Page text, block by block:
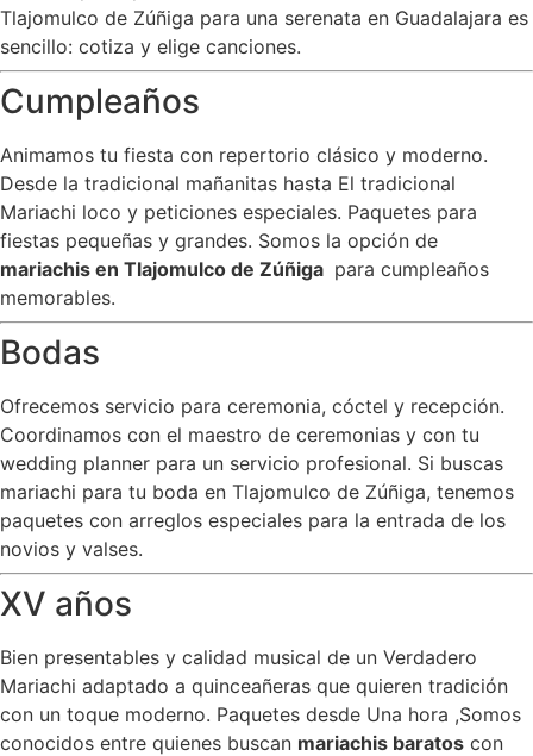
Tlajomulco de Zúñiga para una serenata en Guadalajara es
sencillo: cotiza y elige canciones.
Cumpleaños
Animamos tu fiesta con repertorio clásico y moderno.
Desde la tradicional mañanitas hasta El tradicional
Mariachi loco y peticiones especiales. Paquetes para
fiestas pequeñas y grandes. Somos la opción de
mariachis en Tlajomulco de Zúñiga para cumpleaños
memorables.
Bodas
Ofrecemos servicio para ceremonia, cóctel y recepción.
Coordinamos con el maestro de ceremonias y con tu
wedding planner para un servicio profesional. Si buscas
mariachi para tu boda en Tlajomulco de Zúñiga, tenemos
paquetes con arreglos especiales para la entrada de los
novios y valses.
XV años
Bien presentables y calidad musical de un Verdadero
Mariachi adaptado a quinceañeras que quieren tradición
con un toque moderno. Paquetes desde Una hora ,Somos
conocidos entre quienes buscan mariachis baratos con